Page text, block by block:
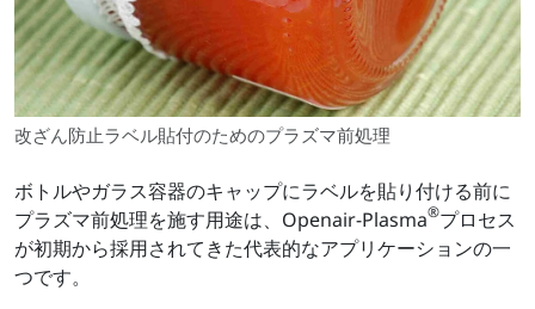
改ざん防止ラベル貼付のためのプラズマ前処理
ボトルやガラス容器のキャップにラベルを貼り付ける前に
プラズマ前処理を施す用途は、Openair-Plasma®プロセス
が初期から採用されてきた代表的なアプリケーションの一
つです。